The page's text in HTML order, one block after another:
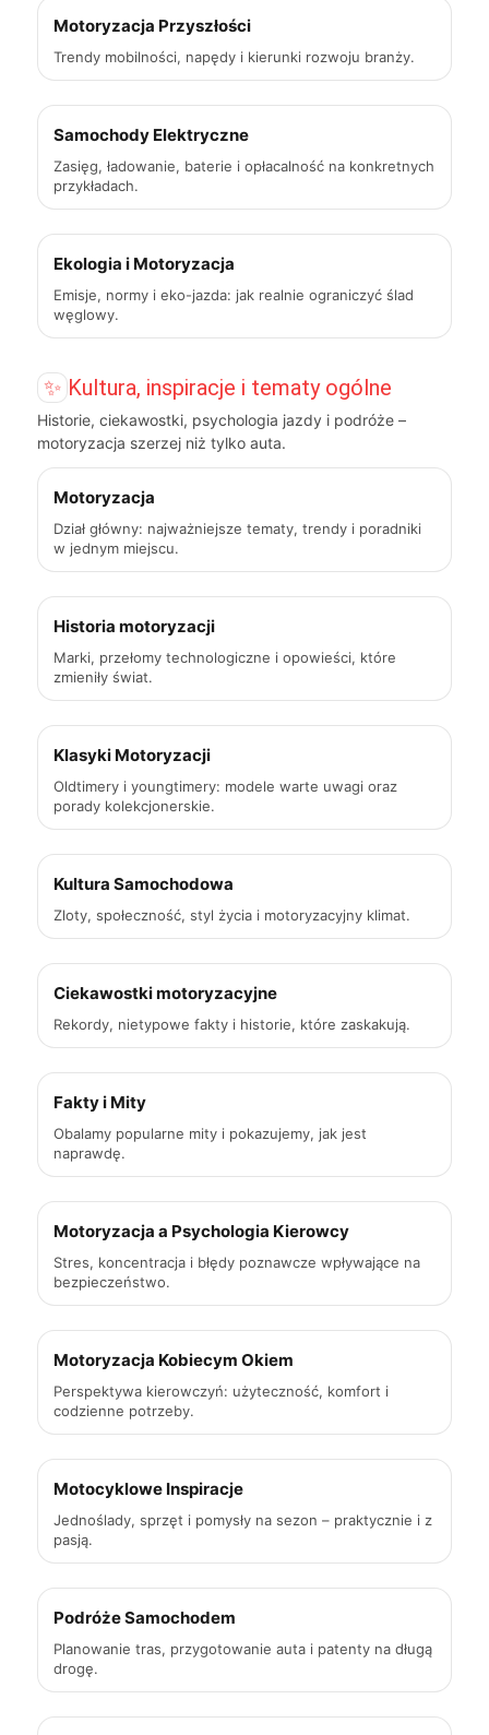
Motoryzacja Przyszłości
Trendy mobilności, napędy i kierunki rozwoju branży.
Samochody Elektryczne
Zasięg, ładowanie, baterie i opłacalność na konkretnych
przykładach.
Ekologia i Motoryzacja
Emisje, normy i eko-jazda: jak realnie ograniczyć ślad
węglowy.
✨ Kultura, inspiracje i tematy ogólne
Historie, ciekawostki, psychologia jazdy i podróże –
motoryzacja szerzej niż tylko auta.
Motoryzacja
Dział główny: najważniejsze tematy, trendy i poradniki
w jednym miejscu.
Historia motoryzacji
Marki, przełomy technologiczne i opowieści, które
zmieniły świat.
Klasyki Motoryzacji
Oldtimery i youngtimery: modele warte uwagi oraz
porady kolekcjonerskie.
Kultura Samochodowa
Zloty, społeczność, styl życia i motoryzacyjny klimat.
Ciekawostki motoryzacyjne
Rekordy, nietypowe fakty i historie, które zaskakują.
Fakty i Mity
Obalamy popularne mity i pokazujemy, jak jest
naprawdę.
Motoryzacja a Psychologia Kierowcy
Stres, koncentracja i błędy poznawcze wpływające na
bezpieczeństwo.
Motoryzacja Kobiecym Okiem
Perspektywa kierowczyń: użyteczność, komfort i
codzienne potrzeby.
Motocyklowe Inspiracje
Jednoślady, sprzęt i pomysły na sezon – praktycznie i z
pasją.
Podróże Samochodem
Planowanie tras, przygotowanie auta i patenty na długą
drogę.